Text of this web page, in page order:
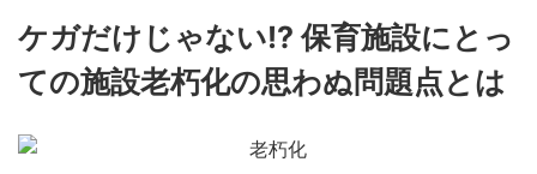
ケガだけじゃない!? 保育施設にとっ
ての施設老朽化の思わぬ問題点とは